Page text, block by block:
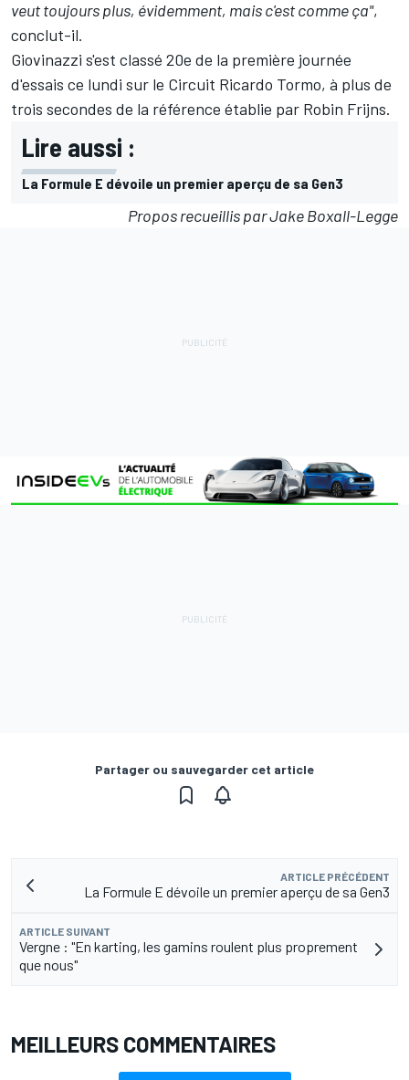
veut toujours plus, évidemment, mais c'est comme ça",
conclut-il.
Giovinazzi s'est classé 20e de la première journée
d'essais ce lundi sur le Circuit Ricardo Tormo, à plus de
trois secondes de la référence établie par Robin Frijns.
Lire aussi :
La Formule E dévoile un premier aperçu de sa Gen3
Propos recueillis par Jake Boxall-Legge
Partager ou sauvegarder cet article
ARTICLE PRÉCÉDENT
La Formule E dévoile un premier aperçu de sa Gen3
ARTICLE SUIVANT
Vergne : "En karting, les gamins roulent plus proprement
que nous"
MEILLEURS COMMENTAIRES